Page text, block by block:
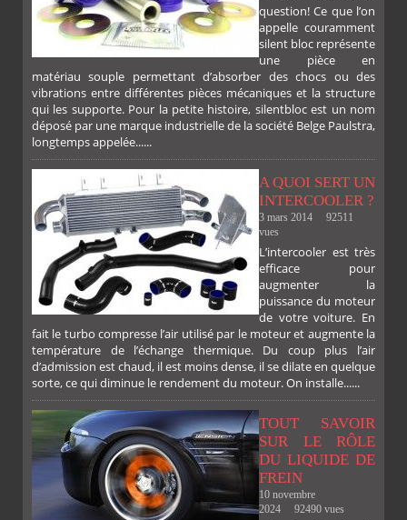
FACEBOOKTWITTERGOOGLEPINTEREST
question! Ce que l’on
appelle couramment
silent bloc représente
une pièce en
matériau souple permettant d’absorber des chocs ou des
vibrations entre différentes pièces mécaniques et la structure
qui les supporte. Pour la petite histoire, silentbloc est un nom
déposé par une marque industrielle de la société Belge Paulstra,
longtemps appelée......
A QUOI SERT UN
INTERCOOLER ?
3 mars 2014
92511
vues
L’intercooler est très
efficace pour
augmenter la
puissance du moteur
de votre voiture. En
fait le turbo compresse l’air utilisé par le moteur et augmente la
température de l’échange thermique. Du coup plus l’air
d’admission est chaud, il est moins dense, il se dilate en quelque
sorte, ce qui diminue le rendement du moteur. On installe......
TOUT SAVOIR
SUR LE RÔLE
DU LIQUIDE DE
FREIN
10 novembre
2024
92490 vues